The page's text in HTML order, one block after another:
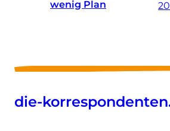
wenig Plan
die-